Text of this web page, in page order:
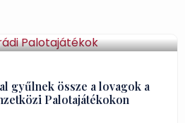
gyűlnek össze a lovagok a
Palotajátékokon